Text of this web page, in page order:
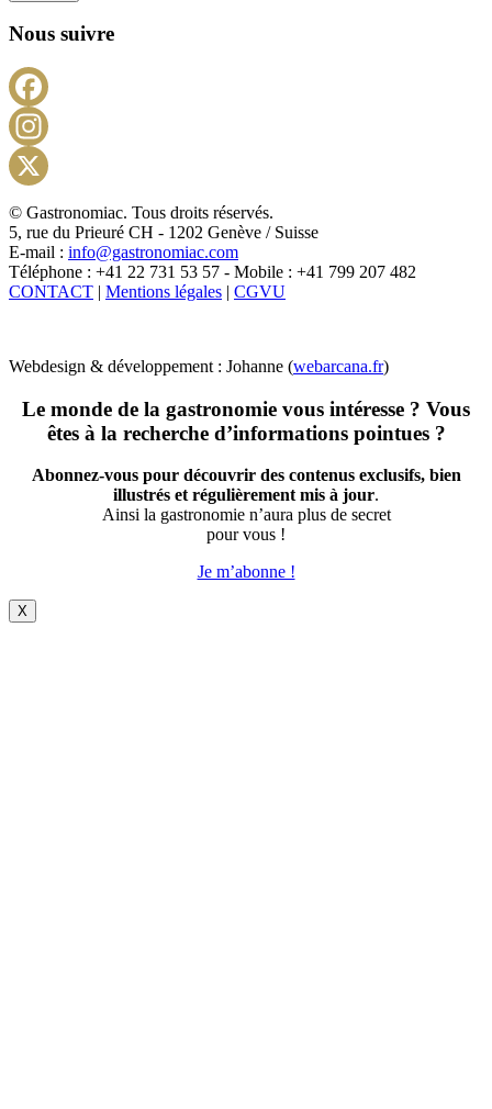
Nous suivre
X
© Gastronomiac. Tous droits réservés.
5, rue du Prieuré CH - 1202 Genève / Suisse
E-mail : info@gastronomiac.com
Téléphone : +41 22 731 53 57 - Mobile : +41 799 207 482
CONTACT | Mentions légales | CGVU
Webdesign & développement : Johanne (webarcana.fr)
Le monde de la gastronomie vous intéresse ? Vous
êtes à la recherche d’informations pointues ?
Abonnez-vous pour découvrir des contenus exclusifs, bien
illustrés et régulièrement mis à jour.
Ainsi la gastronomie n’aura plus de secret
pour vous !
Je m’abonne !
X